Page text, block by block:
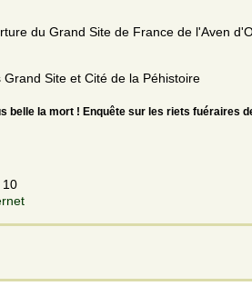
du Grand Site de France de l'Aven
Site et Cité de la Péhistoire
belle la mort ! Enquête sur les riets fuéraires
10